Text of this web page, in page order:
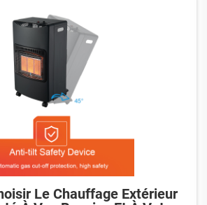
et une utilisation sécuritaire.
Le Chauffage Extérieur